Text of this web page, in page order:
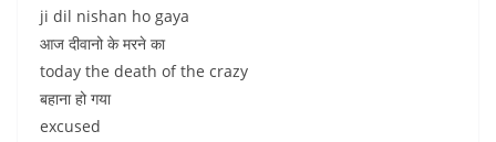
ji dil nishan ho gaya
आज दीवानो के मरने का
today the death of the crazy
बहाना हो गया
excused